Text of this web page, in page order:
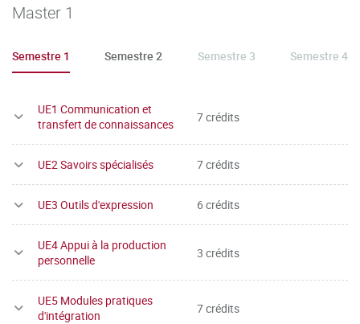
Master 1
Semestre 1 Semestre 2 Semestre 3 Semestre 4
UE1 Communication et
transfert de connaissances
7 crédits
UE2 Savoirs spécialisés 7 crédits
UE3 Outils d'expression 6 crédits
UE4 Appui à la production
personnelle
3 crédits
UE5 Modules pratiques
d'intégration
7 crédits